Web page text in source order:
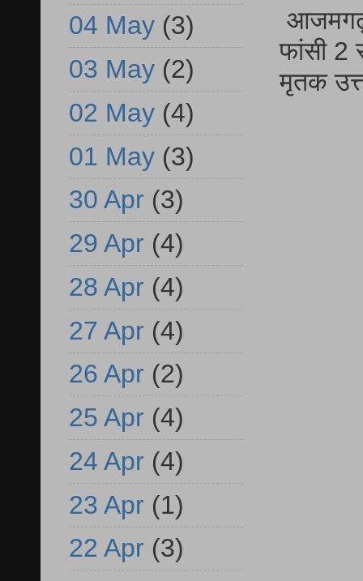
आजमगढ़
फांसी 2
मृतक
04 May (3)
03 May (2)
02 May (4)
01 May (3)
30 Apr (3)
29 Apr (4)
28 Apr (4)
27 Apr (4)
26 Apr (2)
25 Apr (4)
24 Apr (4)
23 Apr (1)
22 Apr (3)